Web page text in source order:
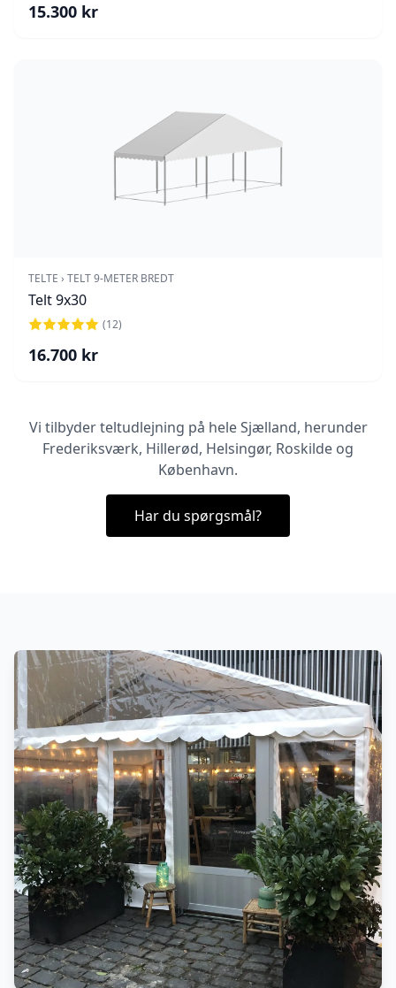
15.300 kr
TELTE › TELT 9-METER BREDT
Telt 9x30
(12)
16.700 kr
Vi tilbyder teltudlejning på hele Sjælland, herunder
Frederiksværk, Hillerød, Helsingør, Roskilde og
København.
Har du spørgsmål?